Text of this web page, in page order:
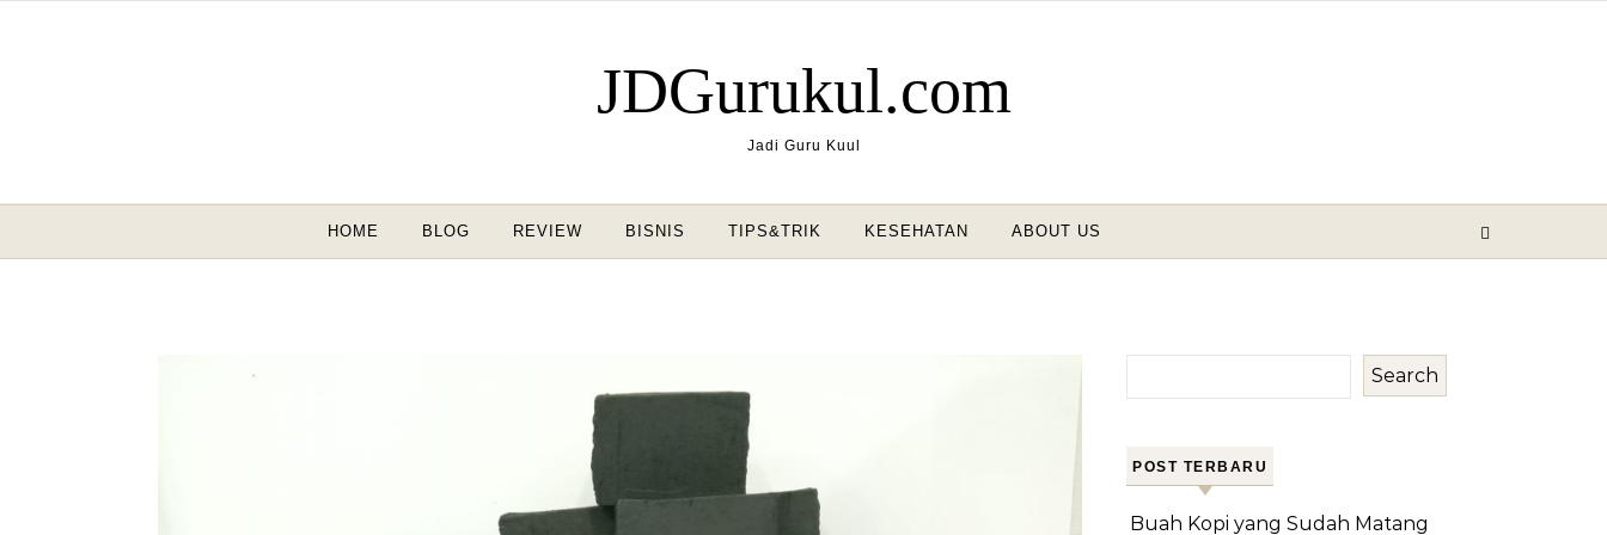
JDGurukul.com
Jadi Guru Kuul
HOME BLOG REVIEW BISNIS TIPS&TRIK KESEHATAN ABOUT US
Search
POST TERBARU
Buah Kopi yang Sudah Matang